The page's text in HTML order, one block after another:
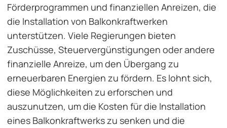
Förderprogrammen und finanziellen Anreizen, die
die Installation von Balkonkraftwerken
unterstützen. Viele Regierungen bieten
Zuschüsse, Steuervergünstigungen oder andere
finanzielle Anreize, um den Übergang zu
erneuerbaren Energien zu fördern. Es lohnt sich,
diese Möglichkeiten zu erforschen und
auszunutzen, um die Kosten für die Installation
eines Balkonkraftwerks zu senken und die